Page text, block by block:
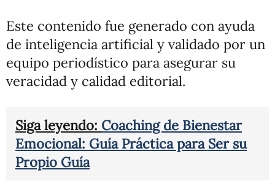
Este contenido fue generado con ayuda
de inteligencia artificial y validado por un
equipo periodístico para asegurar su
veracidad y calidad editorial.
Siga leyendo: Coaching de Bienestar
Emocional: Guía Práctica para Ser su
Propio Guía